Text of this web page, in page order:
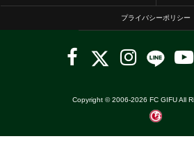
プライバシーポリシー
Copyright © 2006-2026 FC GIFU All